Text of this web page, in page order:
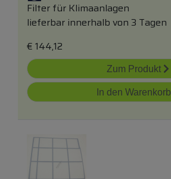
Filter für Klimaanlagen
lieferbar innerhalb von 3 Tagen
€ 144,12
Zum Produkt
In den Warenkorb